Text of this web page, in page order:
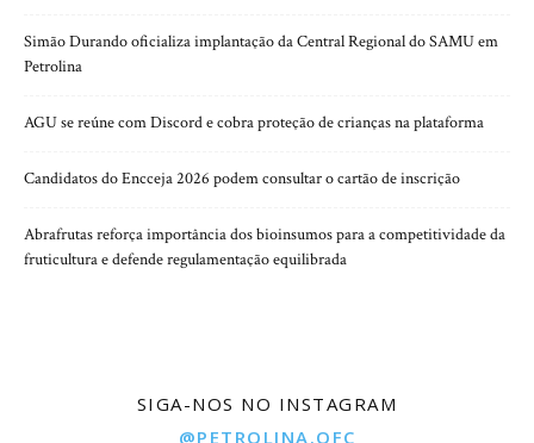
Simão Durando oficializa implantação da Central Regional do SAMU em
Petrolina
AGU se reúne com Discord e cobra proteção de crianças na plataforma
Candidatos do Encceja 2026 podem consultar o cartão de inscrição
Abrafrutas reforça importância dos bioinsumos para a competitividade da
fruticultura e defende regulamentação equilibrada
SIGA-NOS NO INSTAGRAM
@PETROLINA.OFC